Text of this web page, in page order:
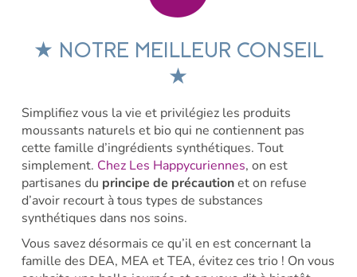
★ NOTRE MEILLEUR CONSEIL
★
Simplifiez vous la vie et privilégiez les produits
moussants naturels et bio qui ne contiennent pas
cette famille d’ingrédients synthétiques. Tout
simplement. Chez Les Happycuriennes, on est
partisanes du principe de précautionet on refuse
d’avoir recourt à tous types de substances
synthétiques dans nos soins.
Vous savez désormais ce qu’il en est concernant la
famille des DEA, MEA et TEA, évitez ces trio ! On vous